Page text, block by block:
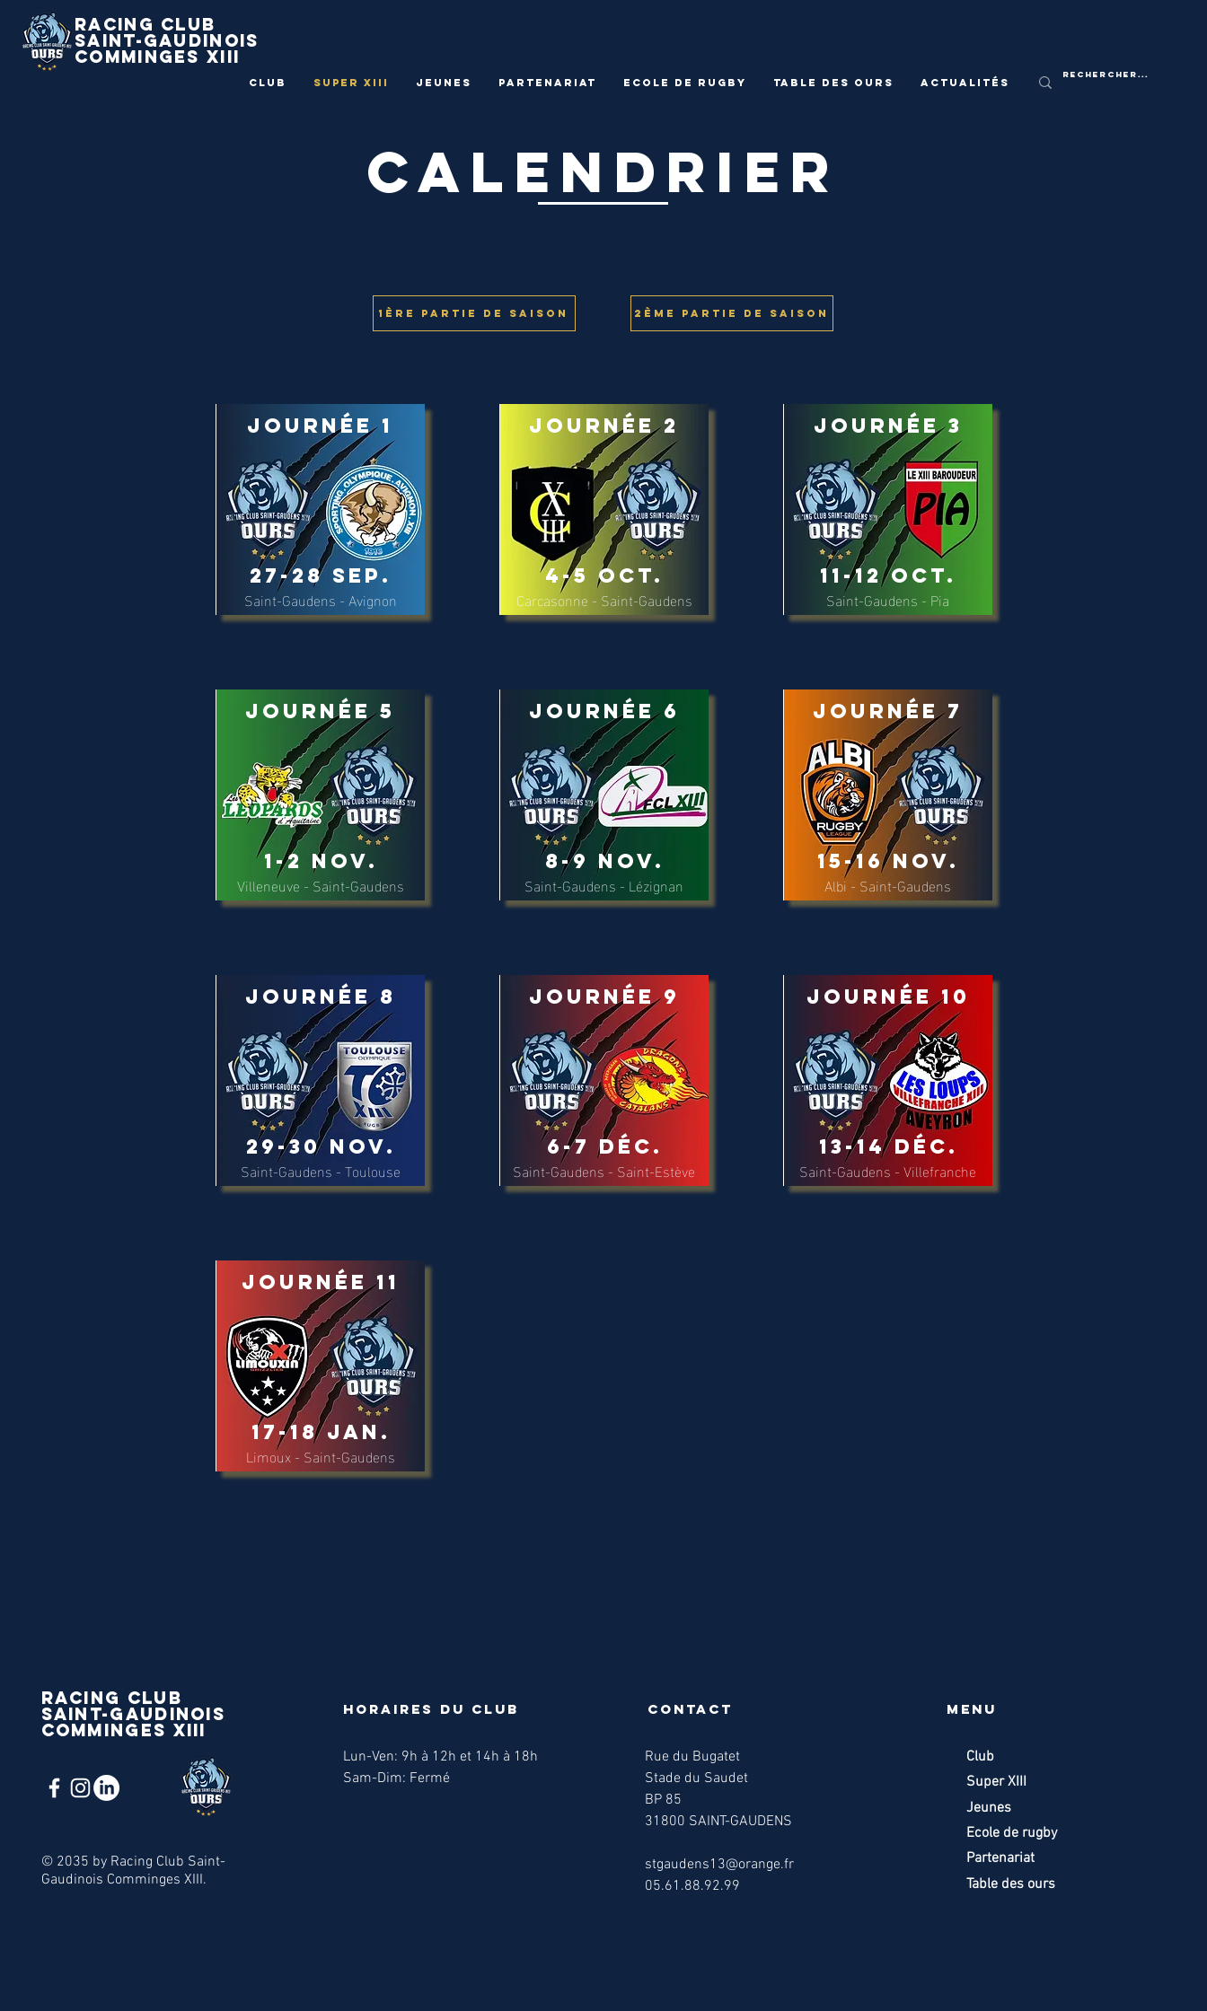
Racing Club
Saint-Gaudinois
Comminges Xiii
Club Super XIII Jeunes Partenariat Ecole de rugby Table des ours Actualités
calendrier
1ère partie de saison 2ème partie de saison
Journée 1
Saint-Gaudens - Avignon
27-28 Sep.
Journée 5
Villeneuve - Saint-Gaudens
1-2 Nov.
Journée 8
Saint-Gaudens - Toulouse
29-30 Nov.
Journée 11
Limoux - Saint-Gaudens
17-18 Jan.
Journée 2
Carcasonne - Saint-Gaudens
4-5 Oct.
Journée 6
Saint-Gaudens - Lézignan
8-9 Nov.
Journée 9
Saint-Gaudens - Saint-Estève
6-7 Déc.
Journée 3
Saint-Gaudens - Pia
11-12 Oct.
Journée 7
Albi - Saint-Gaudens
15-16 Nov.
Journée 10
Saint-Gaudens - Villefranche
13-14 Déc.
Racing Club
SAINT-Gaudinois
comminges xiii
© 2035 by Racing Club Saint-
Gaudinois Comminges XIII.
Horaires du club
Lun-Ven: 9h à 12h et 14h à 18h
Sam-Dim: Fermé
Contact
Rue du Bugatet
Stade du Saudet
BP 85
31800 SAINT-GAUDENS
stgaudens13@orange.fr
05.61.88.92.99
Menu
Club
Super XIII
Jeunes
Ecole de rugby
Partenariat
Table des ours